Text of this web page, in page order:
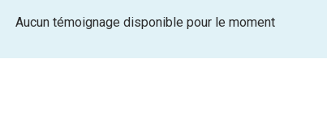
Aucun témoignage disponible pour le moment